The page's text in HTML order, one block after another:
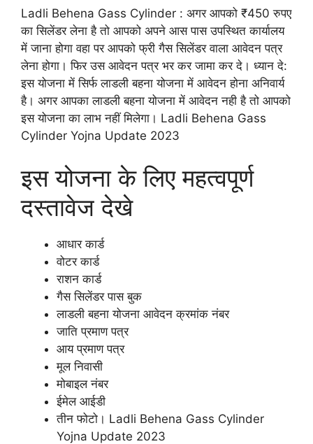
Ladli Behena Gass Cylinder : अगर आपको ₹450 रुपए
का सिलेंडर लेना है तो आपको अपने आस पास उपस्थित कार्यालय
में जाना होगा वहा पर आपको फ्री गैस सिलेंडर वाला आवेदन पत्र
लेना होगा। फिर उस आवेदन पत्र भर कर जामा कर दे। ध्यान दे:
इस योजना में सिर्फ लाडली बहना योजना में आवेदन होना अनिवार्य
है। अगर आपका लाडली बहना योजना में आवेदन नही है तो आपको
इस योजना का लाभ नहीं मिलेगा। Ladli Behena Gass
Cylinder Yojna Update 2023
इस योजना के लिए महत्वपूर्ण
दस्तावेज देखे
आधार कार्ड
वोटर कार्ड
राशन कार्ड
गैस सिलेंडर पास बुक
लाडली बहना योजना आवेदन क्रमांक नंबर
जाति प्रमाण पत्र
आय प्रमाण पत्र
मूल निवासी
मोबाइल नंबर
ईमेल आईडी
तीन फोटो। Ladli Behena Gass Cylinder
Yojna Update 2023